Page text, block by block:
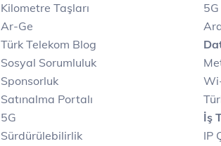
Kilometre Taşları
Ar-Ge
Türk Telekom Blog
Sosyal Sorumluluk
Sponsorluk
Satınalma Portalı
5G
Sürdürülebilirlik
5G
İş
IP